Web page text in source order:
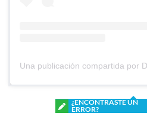
¿ENCONTRASTE UN
ERROR?